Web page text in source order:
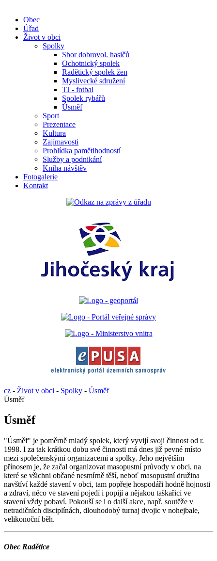
Obec
Úřad
Život v obci
Spolky
Sbor dobrovol. hasičů
Ochotnický spolek
Radětický spolek žen
Myslivecké sdružení
TJ - fotbal
Spolek rybářů
Úsměf
Sport
Prezentace
Kultura
Zajímavosti
Prohlídka pamětihodností
Služby a podnikání
Kniha návštěv
Fotogalerie
Kontakt
cz - Život v obci - Spolky - Úsměf
Úsměf
Úsměf
"Úsměf" je poměrně mladý spolek, který vyvijí svoji činnost od r.
1998. I za tak krátkou dobu své činnosti má dnes již pevné místo
mezi společenskými organizacemi a spolky. Jeho největším
přínosem je, že začal organizovat masopustní průvody v obci, na
které se všichni občané nesmírně těší, neboť masopustní družina
navštíví každé stavení v obci, tam popřeje hospodáři hodně hojnosti
a zdraví, něco ve stavení pojedí i popijí a nějakou taškařicí ve
stavení vždy pobaví. Pokouší se i o další akce, např. soutěže v
netradičních disciplínách, dlouhodobý turnaj dvojic v nohejbale,
velikonoční běh.
Obec Radětice